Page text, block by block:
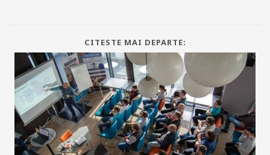
CITESTE MAI DEPARTE: